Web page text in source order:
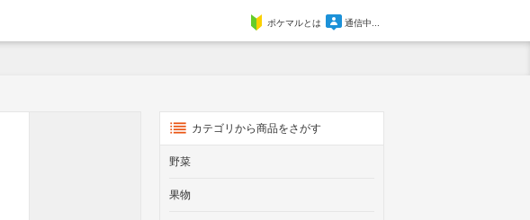
ポケマルとは 通信中...
カテゴリから商品をさがす
野菜
果物